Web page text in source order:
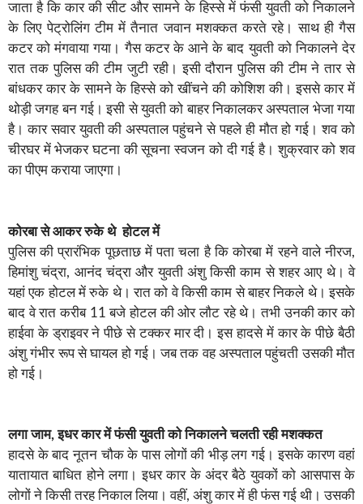
जाता है कि कार की सीट और सामने के हिस्से में फंसी युवती को निकालने
के लिए पेट्रोलिंग टीम में तैनात जवान मशक्कत करते रहे। साथ ही गैस
कटर को मंगवाया गया। गैस कटर के आने के बाद युवती को निकालने देर
रात तक पुलिस की टीम जुटी रही। इसी दौरान पुलिस की टीम ने तार से
बांधकर कार के सामने के हिस्से को खींचने की कोशिश की। इससे कार में
थोड़ी जगह बन गई। इसी से युवती को बाहर निकालकर अस्पताल भेजा गया
है। कार सवार युवती की अस्पताल पहुंचने से पहले ही मौत हो गई। शव को
चीरघर में भेजकर घटना की सूचना स्वजन को दी गई है। शुक्रवार को शव
का पीएम कराया जाएगा।
कोरबा से आकर रुके थे होटल में
पुलिस की प्रारंभिक पूछताछ में पता चला है कि कोरबा में रहने वाले नीरज,
हिमांशु चंद्रा, आनंद चंद्रा और युवती अंशु किसी काम से शहर आए थे। वे
यहां एक होटल में रुके थे। रात को वे किसी काम से बाहर निकले थे। इसके
बाद वे रात करीब 11 बजे होटल की ओर लाैट रहे थे। तभी उनकी कार को
हाईवा के ड्राइवर ने पीछे से टक्कर मार दी। इस हादसे में कार के पीछे बैठी
अंशु गंभीर रूप से घायल हो गई। जब तक वह अस्पताल पहुंचती उसकी मौत
हो गई।
लगा जाम, इधर कार में फंसी युवती को निकालने चलती रही मशक्कत
हादसे के बाद नूतन चौक के पास लोगों की भीड़ लग गई। इसके कारण वहां
यातायात बाधित होने लगा। इधर कार के अंदर बैठे युवकों को आसपास के
लोगों ने किसी तरह निकाल लिया। वहीं, अंशु कार में ही फंस गई थी। उसकी